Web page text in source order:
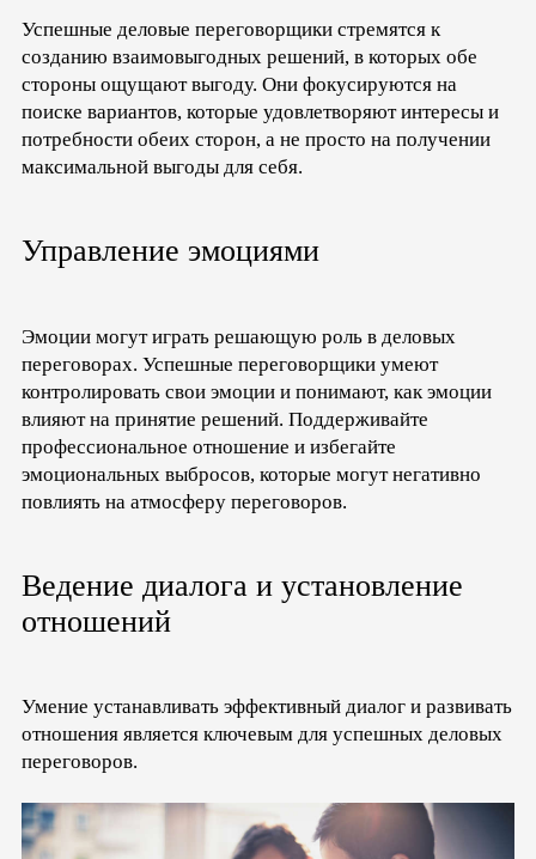
Успешные деловые переговорщики стремятся к
созданию взаимовыгодных решений, в которых обе
стороны ощущают выгоду. Они фокусируются на
поиске вариантов, которые удовлетворяют интересы и
потребности обеих сторон, а не просто на получении
максимальной выгоды для себя.
Управление эмоциями
Эмоции могут играть решающую роль в деловых
переговорах. Успешные переговорщики умеют
контролировать свои эмоции и понимают, как эмоции
влияют на принятие решений. Поддерживайте
профессиональное отношение и избегайте
эмоциональных выбросов, которые могут негативно
повлиять на атмосферу переговоров.
Ведение диалога и установление
отношений
Умение устанавливать эффективный диалог и развивать
отношения является ключевым для успешных деловых
переговоров.